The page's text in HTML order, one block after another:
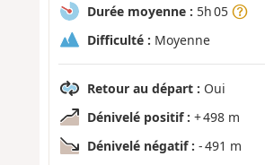
Durée moyenne : 5h 05
Difficulté : Moyenne
Retour au départ : Oui
Dénivelé positif : + 498 m
Dénivelé négatif : - 491 m